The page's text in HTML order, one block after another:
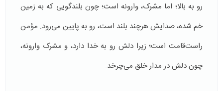
رو به بالا؛ اما مشرک، وارونه است؛ چون بلندگویی که به زمین
خم شده، صدایش هرچند بلند است، رو به پایین می‌رود. مؤمن
راست‌قامت است؛ زیرا دلش رو به خدا دارد، و مشرک وارونه،
چون دلش در مدار خلق می‌چرخد.